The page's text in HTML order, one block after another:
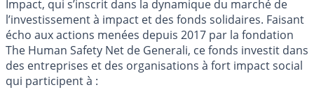
Impact, qui s’inscrit dans la dynamique du marché de
l’investissement à impact et des fonds solidaires. Faisant
écho aux actions menées depuis 2017 par la fondation
The Human Safety Net de Generali, ce fonds investit dans
des entreprises et des organisations à fort impact social
qui participent à :